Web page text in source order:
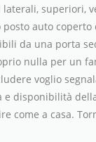
superiori,
posto auto coperto
da una porta
nulla per un
voglio
e disponibilità
come a casa.